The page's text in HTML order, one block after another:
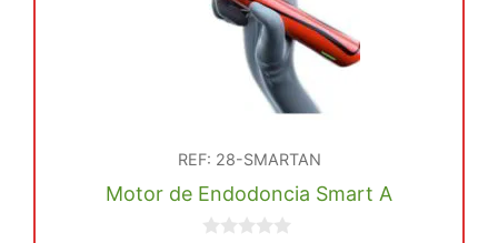
REF: 28-SMARTAN
Motor de Endodoncia Smart A